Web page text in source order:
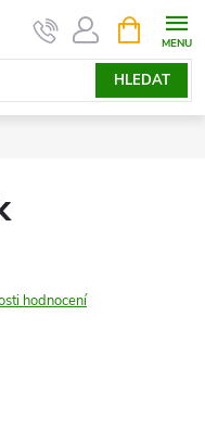
HLEDAT
NÁKUPNÍ
KOŠÍK
hodnocení